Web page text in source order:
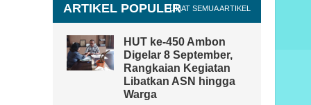
ARTIKEL POPULERLIHAT SEMUA ARTIKEL
HUT ke-450 Ambon
Digelar 8 September,
Rangkaian Kegiatan
Libatkan ASN hingga
Warga